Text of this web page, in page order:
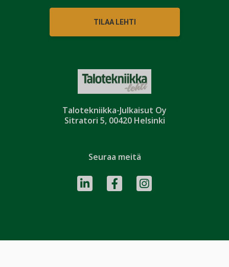
Talotekniikka-Julkaisut Oy
Sitratori 5, 00420 Helsinki
TILAA LEHTI
Seuraa meitä